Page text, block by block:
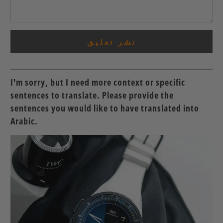
I'm sorry, but I need more context or specific
sentences to translate. Please provide the
sentences you would like to have translated into
Arabic.